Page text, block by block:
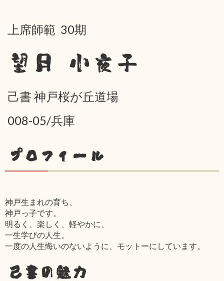
上席師範 30期
望月 小夜子
己書 神戸桜が丘道場
008-05/兵庫
プロフィール
神戸生まれの育ち、
神戸っ子です。
明るく、楽しく、軽やかに、
一生学びの人生。
一度の人生悔いのないように、モットーにしています。
己書の魅力